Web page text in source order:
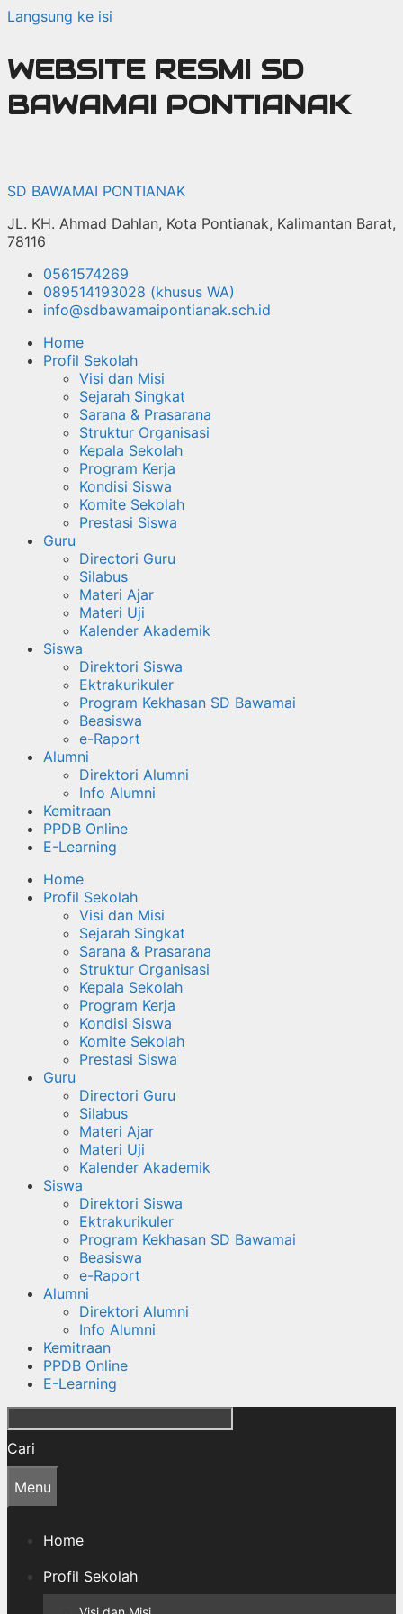
Langsung ke isi
WEBSITE RESMI SD
BAWAMAI PONTIANAK
SD BAWAMAI PONTIANAK
JL. KH. Ahmad Dahlan, Kota Pontianak, Kalimantan Barat,
78116
0561574269
089514193028 (khusus WA)
info@sdbawamaipontianak.sch.id
Home
Profil Sekolah
Visi dan Misi
Sejarah Singkat
Sarana & Prasarana
Struktur Organisasi
Kepala Sekolah
Program Kerja
Kondisi Siswa
Komite Sekolah
Prestasi Siswa
Guru
Directori Guru
Silabus
Materi Ajar
Materi Uji
Kalender Akademik
Siswa
Direktori Siswa
Ektrakurikuler
Program Kekhasan SD Bawamai
Beasiswa
e-Raport
Alumni
Direktori Alumni
Info Alumni
Kemitraan
PPDB Online
E-Learning
Home
Profil Sekolah
Visi dan Misi
Sejarah Singkat
Sarana & Prasarana
Struktur Organisasi
Kepala Sekolah
Program Kerja
Kondisi Siswa
Komite Sekolah
Prestasi Siswa
Guru
Directori Guru
Silabus
Materi Ajar
Materi Uji
Kalender Akademik
Siswa
Direktori Siswa
Ektrakurikuler
Program Kekhasan SD Bawamai
Beasiswa
e-Raport
Alumni
Direktori Alumni
Info Alumni
Kemitraan
PPDB Online
E-Learning
Cari
Menu
Home
Profil Sekolah